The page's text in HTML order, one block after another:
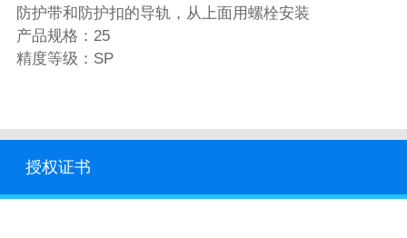
防护带和防护扣的导轨，从上面用螺栓安装
产品规格：25
精度等级：SP
授权证书